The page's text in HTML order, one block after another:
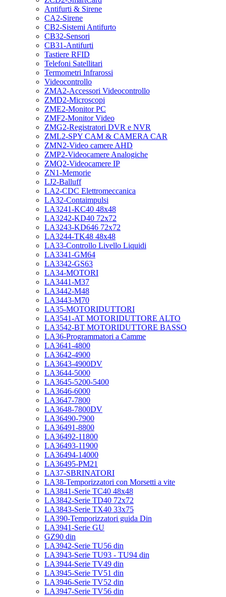
Antifurti & Sirene
CA2-Sirene
CB2-Sistemi Antifurto
CB32-Sensori
CB31-Antifurti
Tastiere RFID
Telefoni Satellitari
Termometri Infrarossi
Videocontrollo
ZMA2-Accessori Videocontrollo
ZMD2-Microscopi
ZME2-Monitor PC
ZMF2-Monitor Video
ZMG2-Registratori DVR e NVR
ZML2-SPY CAM & CAMERA CAR
ZMN2-Video camere AHD
ZMP2-Videocamere Analogiche
ZMQ2-Videocamere IP
ZN1-Memorie
LJ2-Balluff
LA2-CDC Elettromeccanica
LA32-Contaimpulsi
LA3241-KC40 48x48
LA3242-KD40 72x72
LA3243-KD646 72x72
LA3244-TK48 48x48
LA33-Controllo Livello Liquidi
LA3341-GM64
LA3342-GS63
LA34-MOTORI
LA3441-M37
LA3442-M48
LA3443-M70
LA35-MOTORIDUTTORI
LA3541-AT MOTORIDUTTORE ALTO
LA3542-BT MOTORIDUTTORE BASSO
LA36-Programmatori a Camme
LA3641-4800
LA3642-4900
LA3643-4900DV
LA3644-5000
LA3645-5200-5400
LA3646-6000
LA3647-7800
LA3648-7800DV
LA36490-7900
LA36491-8800
LA36492-11800
LA36493-11900
LA36494-14000
LA36495-PM21
LA37-SBRINATORI
LA38-Temporizzatori con Morsetti a vite
LA3841-Serie TC40 48x48
LA3842-Serie TD40 72x72
LA3843-Serie TX40 33x75
LA390-Temporizzatori guida Din
LA3941-Serie GU
GZ90 din
LA3942-Serie TU56 din
LA3943-Serie TU93 - TU94 din
LA3944-Serie TV49 din
LA3945-Serie TV51 din
LA3946-Serie TV52 din
LA3947-Serie TV56 din